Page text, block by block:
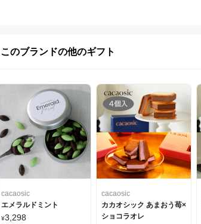
このブランドの他のギフト
cacaosic
エメラルドミント
¥3,298
cacaosic
カカオシック あまおう苺×
ショコラオレ